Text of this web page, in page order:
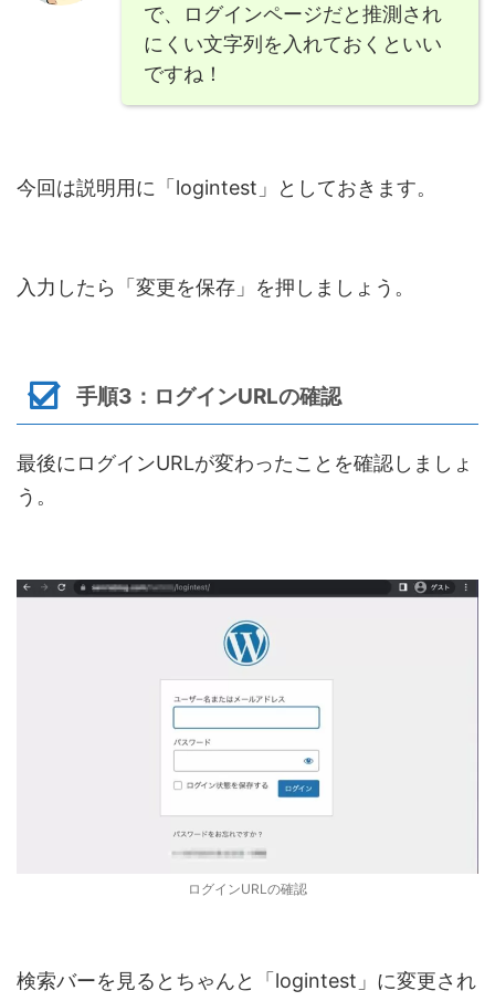
で、ログインページだと推測され
にくい文字列を入れておくといい
ですね！
今回は説明用に「logintest」としておきます。
入力したら「変更を保存」を押しましょう。
手順3：ログインURLの確認
最後にログインURLが変わったことを確認しましょ
う。
ログインURLの確認
検索バーを見るとちゃんと「logintest」に変更され